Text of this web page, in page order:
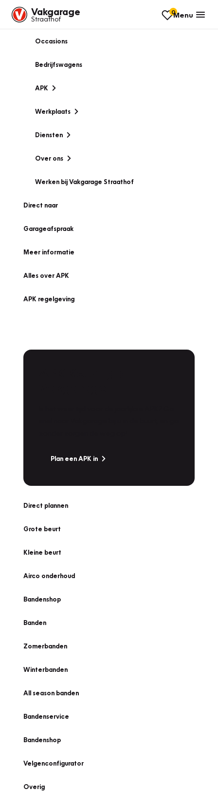
Vakgarage
Straathof
0Menu
Occasions
Bedrijfswagens
APK
Werkplaats
Diensten
Over ons
Werken bij Vakgarage Straathof
Direct naar
Garageafspraak
Meer informatie
Alles over APK
APK regelgeving
Plan een APK in
Direct plannen
Grote beurt
Kleine beurt
Airco onderhoud
Bandenshop
Banden
Zomerbanden
Winterbanden
All season banden
Bandenservice
Bandenshop
Velgenconfigurator
Overig